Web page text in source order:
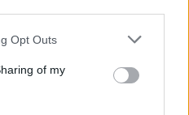
uses one or more Google
behaviour. You may click to
and its third-party tags to
purposes in below Google
Opt Outs
of my